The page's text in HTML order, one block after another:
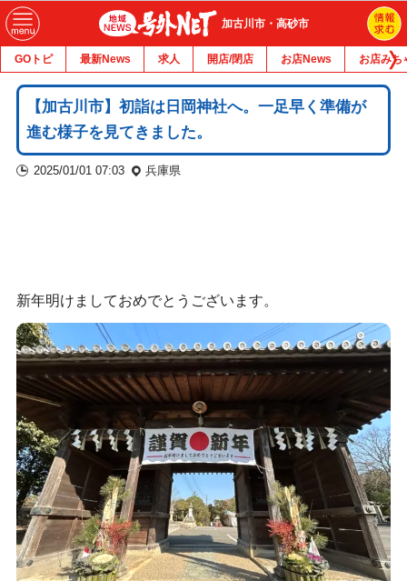
加古川市・高砂市
GOトピ 最新News 求人 開店/閉店 お店News お店みち
【加古川市】初詣は日岡神社へ。一足早く準備が
進む様子を見てきました。
2025/01/01 07:03 兵庫県
新年明けましておめでとうございます。